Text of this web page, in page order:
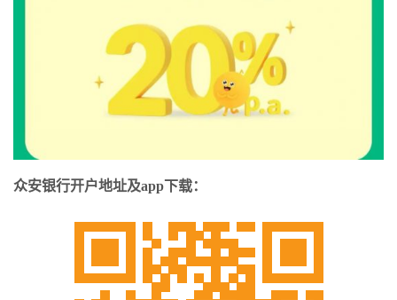
众安银行开户地址及app下载：